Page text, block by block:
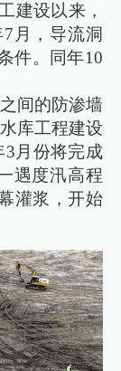
建设以来，
月，导流洞
件。同年10
间的防渗墙
库工程建设
3月份将完成
遇度汛高程
灌浆，开始